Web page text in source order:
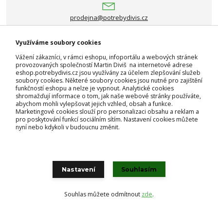
prodejna@potrebydivis.cz
Nepropásněte novinky, akce
a slevy!
Můžete se kdykoli odhlásit. Zasíláme jednou za 14 dní.
Využíváme soubory cookies
Vážení zákazníci, v rámci eshopu, infoportálu a webových stránek
provozovaných společností Martin Diviš na internetové adrese
eshop.potrebydivis.cz jsou využívány za účelem zlepšování služeb
soubory cookies. Některé soubory cookies jsou nutné pro zajištění
funkčností eshopu a nelze je vypnout. Analytické cookies
shromažďují informace o tom, jak naše webové stránky používáte,
abychom mohli vylepšovat jejich vzhled, obsah a funkce.
Marketingové cookies slouží pro personalizaci obsahu a reklam a
pro poskytování funkcí sociálním sítím. Nastavení cookies můžete
nyní nebo kdykoli v budoucnu změnit.
Nastavení Souhlasím
Souhlas můžete odmítnout zde.